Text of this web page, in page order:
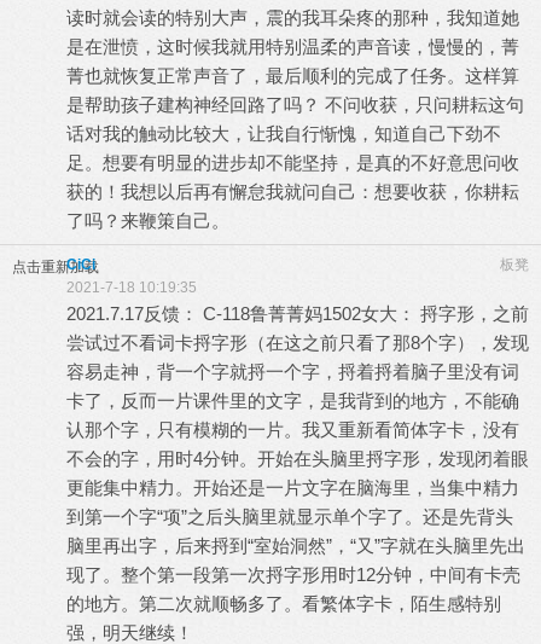
读时就会读的特别大声，震的我耳朵疼的那种，我知道她
是在泄愤，这时候我就用特别温柔的声音读，慢慢的，菁
菁也就恢复正常声音了，最后顺利的完成了任务。这样算
是帮助孩子建构神经回路了吗？ 不问收获，只问耕耘这句
话对我的触动比较大，让我自行惭愧，知道自己下劲不
足。想要有明显的进步却不能坚持，是真的不好意思问收
获的！我想以后再有懈怠我就问自己：想要收获，你耕耘
了吗？来鞭策自己。
点击重新加载 板凳
CiCi
2021-7-18 10:19:35
2021.7.17反馈： C-118鲁菁菁妈1502女大： 捋字形，之前
尝试过不看词卡捋字形（在这之前只看了那8个字），发现
容易走神，背一个字就捋一个字，捋着捋着脑子里没有词
卡了，反而一片课件里的文字，是我背到的地方，不能确
认那个字，只有模糊的一片。我又重新看简体字卡，没有
不会的字，用时4分钟。开始在头脑里捋字形，发现闭着眼
更能集中精力。开始还是一片文字在脑海里，当集中精力
到第一个字“项”之后头脑里就显示单个字了。还是先背头
脑里再出字，后来捋到“室始洞然”，“又”字就在头脑里先出
现了。整个第一段第一次捋字形用时12分钟，中间有卡壳
的地方。第二次就顺畅多了。看繁体字卡，陌生感特别
强，明天继续！